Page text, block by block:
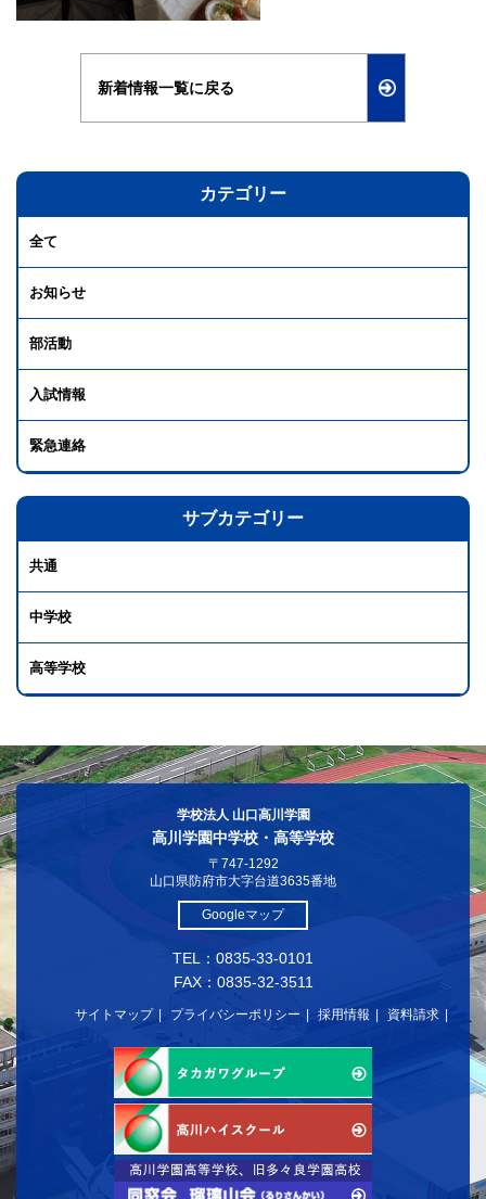
新着情報一覧に戻る
カテゴリー
全て
お知らせ
部活動
入試情報
緊急連絡
サブカテゴリー
共通
中学校
高等学校
学校法人 山口高川学園
高川学園中学校・高等学校
〒747-1292
山口県防府市大字台道3635番地
Googleマップ
TEL：0835-33-0101
FAX：0835-32-3511
サイトマップ プライバシーポリシー 採用情報 資料請求